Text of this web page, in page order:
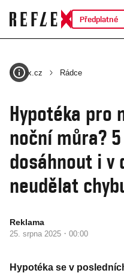
Předplatné
Reflex.cz Rádce
Hypotéka pro
noční můra?
dosáhnout i v
neudělat
Reklama
25. srpna 2025 · 00:00
Hypotéka se v